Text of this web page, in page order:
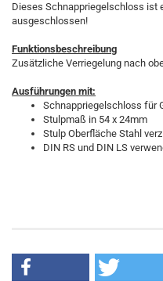
Dieses Schnappriegelschloss ist
ausgeschlossen!
Funktionsbeschreibung
Zusätzliche Verriegelung nach
Ausführungen mit:
Schnappriegelschloss für
Stulpmaß in 54 x 24mm
Stulp Oberfläche Stahl
DIN RS und DIN LS